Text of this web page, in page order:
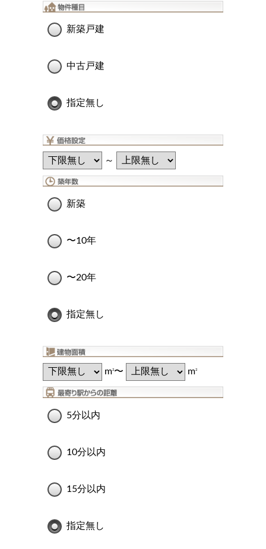
新築戸建
中古戸建
指定無し
～
新築
〜10年
〜20年
指定無し
m2〜 m2
5分以内
10分以内
15分以内
指定無し